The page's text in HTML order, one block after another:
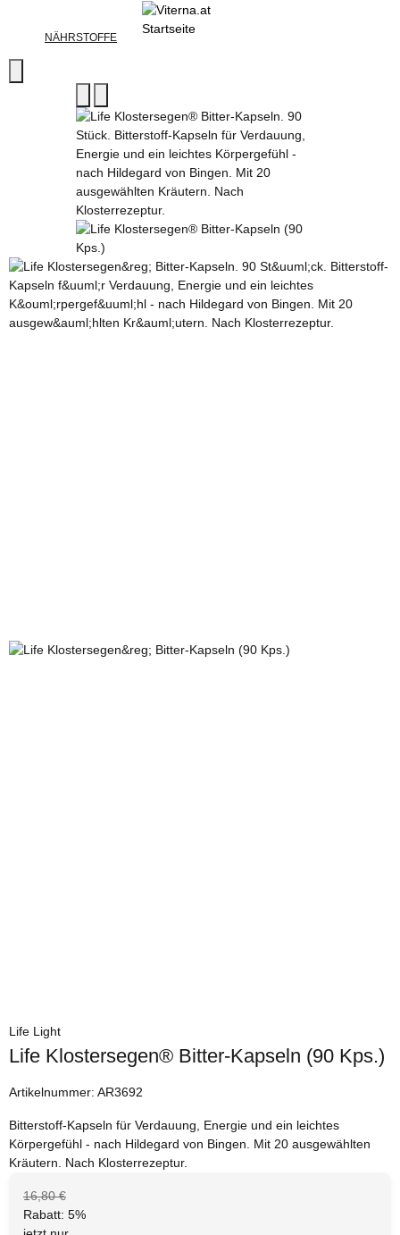
NÄHRSTOFFE
Life Light
Life Klostersegen® Bitter-Kapseln (90 Kps.)
Artikelnummer: AR3692
Bitterstoff-Kapseln für Verdauung, Energie und ein leichtes
Körpergefühl - nach Hildegard von Bingen. Mit 20 ausgewählten
Kräutern. Nach Klosterrezeptur.
16,80 €
Rabatt: 5%